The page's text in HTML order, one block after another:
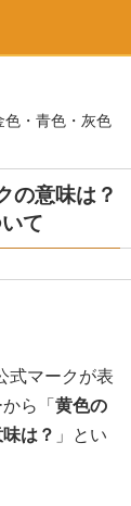
色・青色・灰色
の意味は？
て
式マークが表
ら「黄色の
は？ 」とい